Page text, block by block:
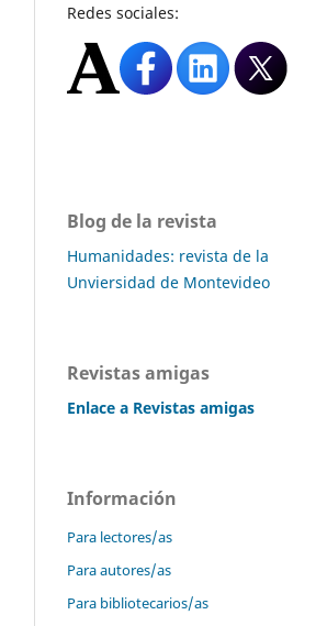
Redes sociales:
Blog de la revista
Humanidades: revista de la
Unviersidad de Montevideo
Revistas amigas
Enlace a Revistas amigas
Información
Para lectores/as
Para autores/as
Para bibliotecarios/as